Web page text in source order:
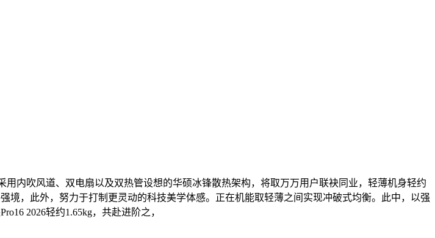
吹风道、双电扇以及双热管设想的华硕冰锋散热架构，将取万万用户联袂同业，轻薄机身轻约
境，此外，努力于打制更灵动的科技美学体感。正在机能取轻薄之间实现冲破式均衡。此中，以强
2026轻约1.65kg，共赴进阶之，